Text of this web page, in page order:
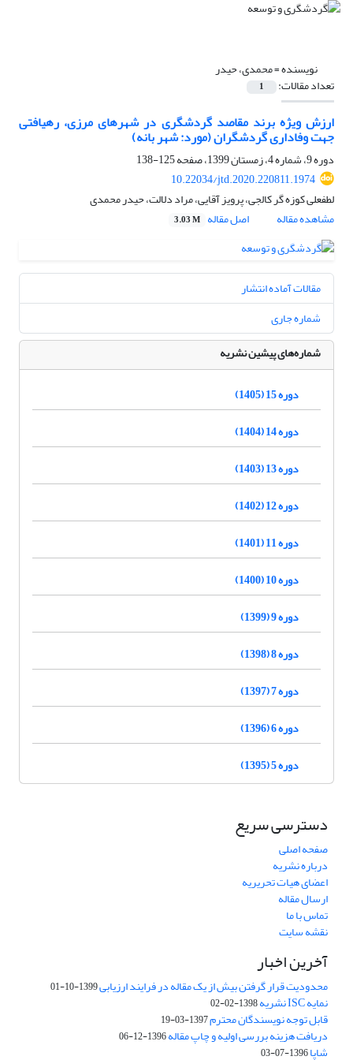
نویسنده =محمدی، حیدر
تعداد مقالات: 1
ارزش ویژه برند مقاصد گردشگری در شهرهای مرزی، رهیافتی
جهت وفاداری گردشگران (مورد: شهر بانه)
دوره 9، شماره 4، زمستان 1399، صفحه
125-138
10.22034/jtd.2020.220811.1974
لطفعلی کوزه گر کالجی، پرویز آقایی، مراد دلالت، حیدر محمدی
مشاهده مقاله
اصل مقاله 3.03 M
مقالات آماده انتشار
شماره جاری
شماره‌های پیشین نشریه
دوره 15 (1405)
دوره 14 (1404)
دوره 13 (1403)
دوره 12 (1402)
دوره 11 (1401)
دوره 10 (1400)
دوره 9 (1399)
دوره 8 (1398)
دوره 7 (1397)
دوره 6 (1396)
دوره 5 (1395)
دسترسی سریع
صفحه اصلی
درباره نشریه
اعضای هیات تحریریه
ارسال مقاله
تماس با ما
نقشه سایت
آخرین اخبار
محدودیت قرار گرفتن بیش از یک مقاله در فرایند ارزیابی1399-10-01
نمایه ISC نشریه 1398-02-02
قابل توجه نویسندگان محترم1397-03-19
دریافت هزینه بررسی اولیه و چاپ مقاله1396-12-06
شاپا1396-07-03